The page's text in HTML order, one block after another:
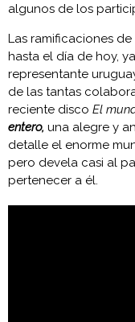
algunos de los
Las ramificaciones
hasta el día de hoy,
representante
de las tantas
reciente disco El
entero, una alegre y
detalle el enorme
pero devela casi al
pertenecer a él.